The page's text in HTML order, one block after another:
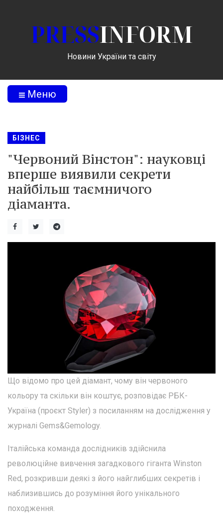
PRESSINFORM
Новини України та світу
Меню
БІЗНЕС
"Червоний Вінстон": науковці
вперше виявили секрети
найбільш таємничого
діаманта.
Що відомо про цей діамант, чому він червоного
кольору та скільки він коштує, розповідає РБК-
Україна (проєкт Styler) з посиланням на дослідження у
журналі Gems&Gemology.
Італійська команда дослідників здійснила
революційне вивчення загадкового гіганта Winston
Red, розкривши деякі з його найглибших секретів і
наблизившись до розуміння його унікального
походження.